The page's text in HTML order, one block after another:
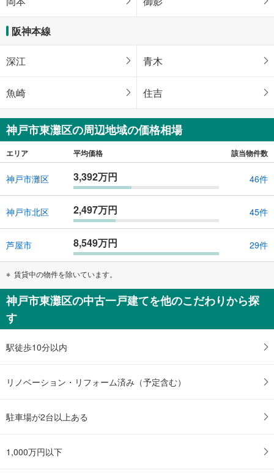
阪神本線
深江 青木
魚崎 住吉
神戸市東灘区の周辺地域の価格相場
エリア 平均価格 該当物件数
神戸市灘区 3,392万円 46件
神戸市北区 2,497万円 45件
芦屋市 8,549万円 29件
賃貸中の物件を除いています。
神戸市東灘区の中古一戸建てを他のこだわりから探
す
駅徒歩10分以内
リノベーション・リフォーム済み（予定含む）
駐車場が2台以上ある
1,000万円以下